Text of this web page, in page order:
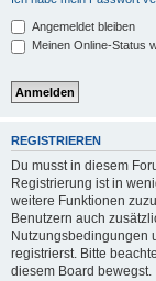
Angemeldet bleiben
Meinen Online-Status
REGISTRIEREN
Du musst in diesem
Registrierung ist in
weitere Funktionen
Benutzern auch
Nutzungsbedingungen
registrierst. Bitte
diesem Board bewegst.